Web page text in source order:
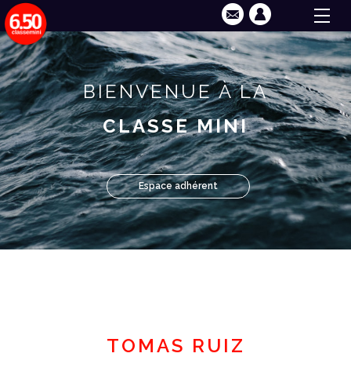
BIENVENUE À LA
CLASSE MINI
Espace adhérent
TOMAS RUIZ